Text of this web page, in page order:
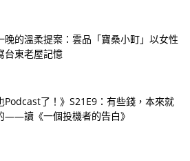
晚的溫柔提案：雲品「寶桑小町」以女性
台東老屋記憶
Podcast了！》S21E9：有些錢，本來就
——讀《一個投機者的告白》